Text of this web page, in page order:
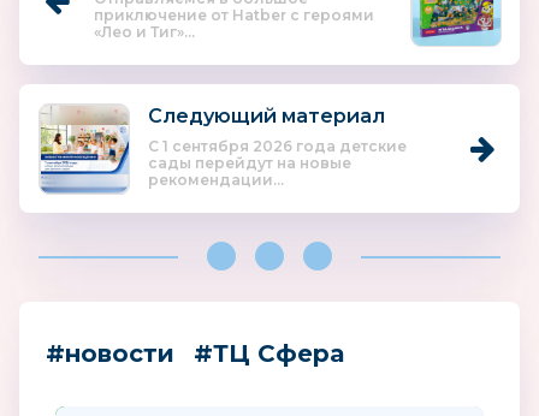
приключение от Hatber с героями
«Лео и Тиг»...
Следующий материал
С 1 сентября 2026 года детские
сады перейдут на новые
рекомендации...
#новости #ТЦ Сфера